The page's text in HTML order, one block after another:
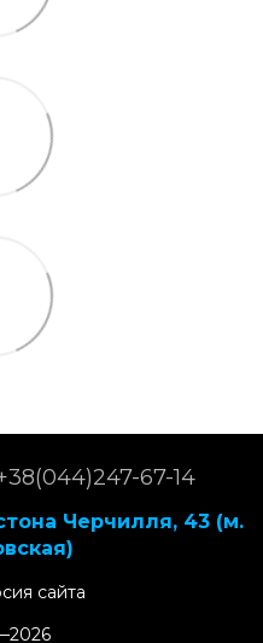
67-14
Черчилля, 43 (м.
сайта